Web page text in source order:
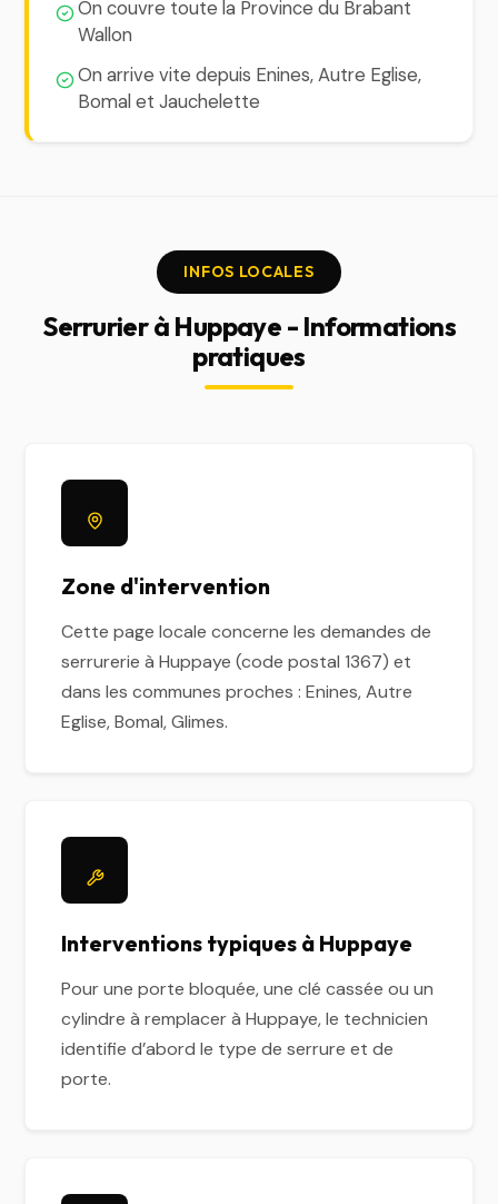
On couvre toute la Province du Brabant
Wallon
On arrive vite depuis Enines, Autre Eglise,
Bomal et Jauchelette
INFOS LOCALES
Serrurier à Huppaye - Informations
pratiques
Zone d'intervention
Cette page locale concerne les demandes de
serrurerie à Huppaye (code postal 1367) et
dans les communes proches : Enines, Autre
Eglise, Bomal, Glimes.
Interventions typiques à Huppaye
Pour une porte bloquée, une clé cassée ou un
cylindre à remplacer à Huppaye, le technicien
identifie d’abord le type de serrure et de
porte.